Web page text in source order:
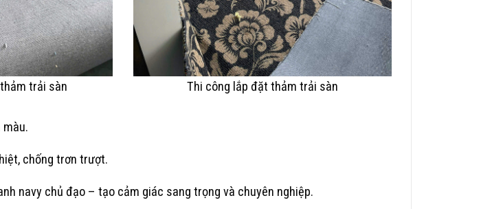
trải sàn Thi công lắp đặt thảm trải sàn
màu.
chống trơn trượt.
navy chủ đạo – tạo cảm giác sang trọng và chuyên nghiệp.